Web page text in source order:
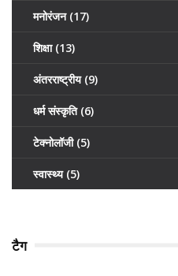
मनोरंजन (17)
शिक्षा (13)
अंतरराष्ट्रीय (9)
धर्म संस्कृति (6)
टेक्नोलॉजी (5)
स्वास्थ्य (5)
टैग